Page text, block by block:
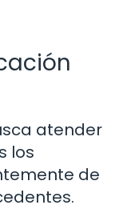
atender
los
de